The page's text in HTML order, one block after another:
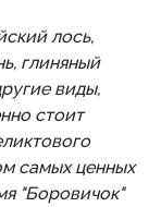
лось,
глиняный
виды,
стоит
самых ценных
"Боровичок"